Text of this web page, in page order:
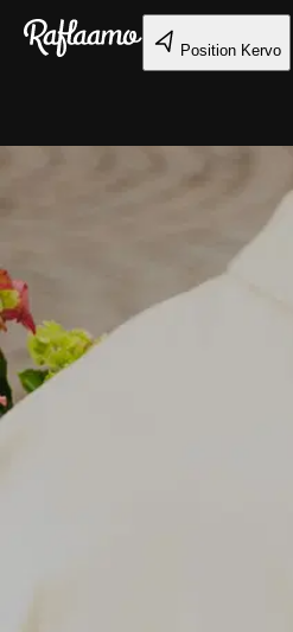
Gå till huvudinnehållet
Position Kervo